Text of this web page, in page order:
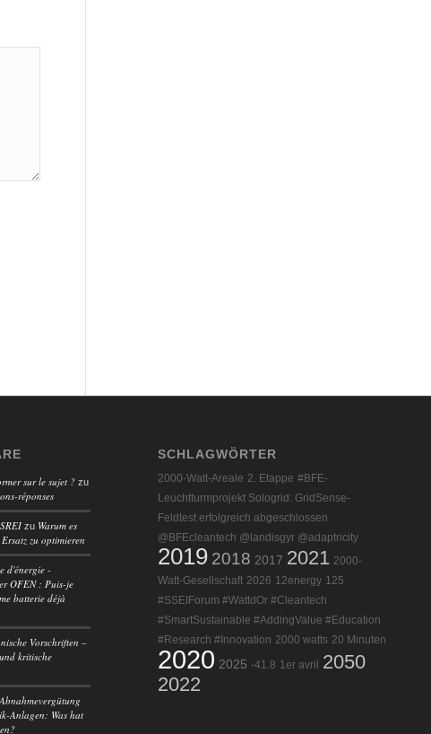
sur le sujet ? zu
réponses
zu Warum es
zu optimieren
d'énergie -
OFEN : Puis-je
batterie déjà
Vorschriften –
kritische
Abnahmevergütung
Anlagen: Was hat
SCHLAGWÖRTER
2000-Watt-Areale 2. Etappe #BFE-
Leuchtturmprojekt Sologrid: GridSense-
Feldtest erfolgreich abgeschlossen
@BFEcleantech @landisgyr @adaptricity
2019 2018 2017 2021 2000-
Watt-Gesellschaft 2026 12energy 125
#SSEIForum #WattdOr #Cleantech
#SmartSustainable #AddingValue #Education
#Research #Innovation 2000 watts 20 Minuten
2020 2025 -41.8 1er avril
2050
2022